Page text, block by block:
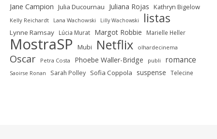
Jane Campion Julia Ducournau Juliana Rojas Kathryn Bigelow
Kelly Reichardt Lana Wachowski Lilly Wachowski listas
Lynne Ramsay Lúcia Murat Margot Robbie Marielle Heller
MostraSP Mubi Netflix olhardecinema
Oscar Petra Costa Phoebe Waller-Bridge publi romance
Saoirse Ronan Sarah Polley Sofia Coppola suspense Telecine